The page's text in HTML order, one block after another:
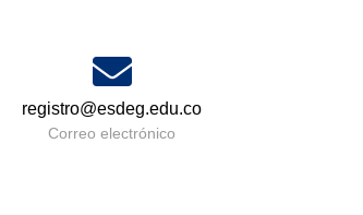
registro@esdeg.edu.co
Correo electrónico